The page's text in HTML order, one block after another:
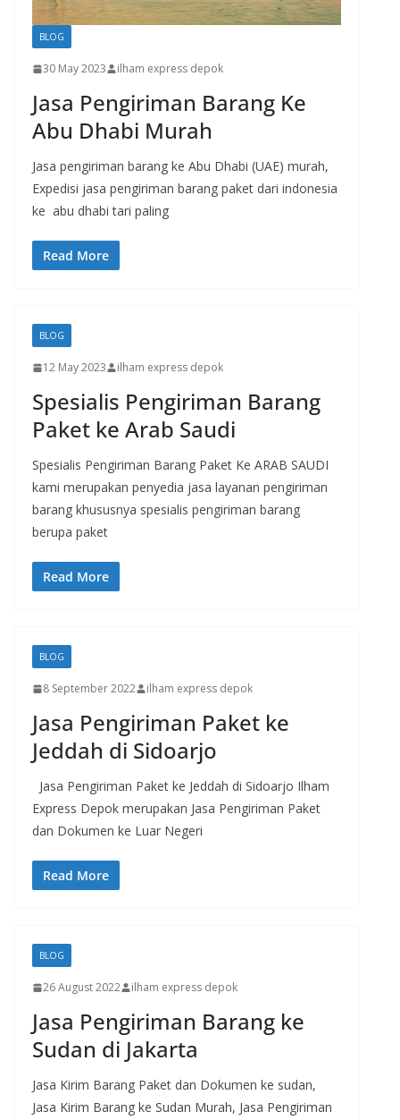
BLOG
30 May 2023 ilham express depok
Jasa Pengiriman Barang Ke
Abu Dhabi Murah
Jasa pengiriman barang ke Abu Dhabi (UAE) murah,
Expedisi jasa pengiriman barang paket dari indonesia
ke abu dhabi tari paling
Read More
BLOG
12 May 2023 ilham express depok
Spesialis Pengiriman Barang
Paket ke Arab Saudi
Spesialis Pengiriman Barang Paket Ke ARAB SAUDI
kami merupakan penyedia jasa layanan pengiriman
barang khususnya spesialis pengiriman barang
berupa paket
Read More
BLOG
8 September 2022 ilham express depok
Jasa Pengiriman Paket ke
Jeddah di Sidoarjo
Jasa Pengiriman Paket ke Jeddah di Sidoarjo Ilham
Express Depok merupakan Jasa Pengiriman Paket
dan Dokumen ke Luar Negeri
Read More
BLOG
26 August 2022 ilham express depok
Jasa Pengiriman Barang ke
Sudan di Jakarta
Jasa Kirim Barang Paket dan Dokumen ke sudan,
Jasa Kirim Barang ke Sudan Murah, Jasa Pengiriman